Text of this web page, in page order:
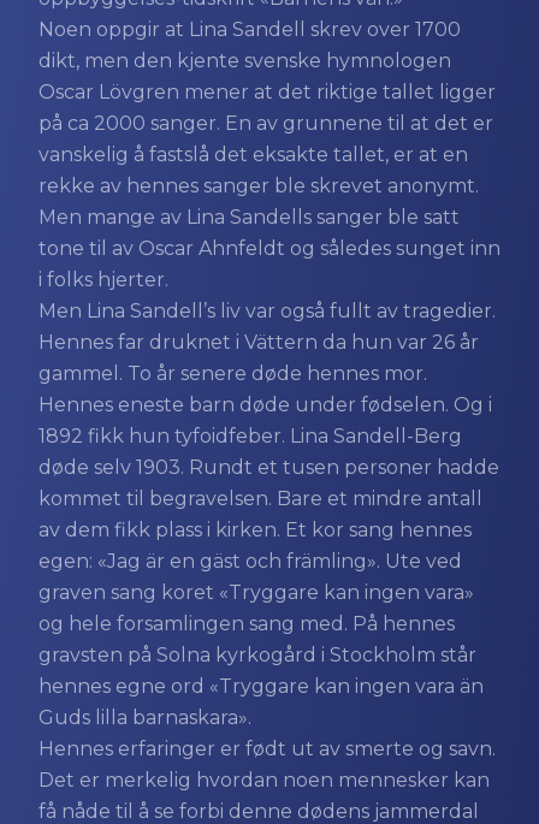
Noen oppgir at Lina Sandell skrev over 1700
dikt, men den kjente svenske hymnologen
Oscar Lövgren mener at det riktige tallet ligger
på ca 2000 sanger. En av grunnene til at det er
vanskelig å fastslå det eksakte tallet, er at en
rekke av hennes sanger ble skrevet anonymt.
Men mange av Lina Sandells sanger ble satt
tone til av Oscar Ahnfeldt og således sunget inn
i folks hjerter.
Men Lina Sandell’s liv var også fullt av tragedier.
Hennes far druknet i Vättern da hun var 26 år
gammel. To år senere døde hennes mor.
Hennes eneste barn døde under fødselen. Og i
1892 fikk hun tyfoidfeber. Lina Sandell-Berg
døde selv 1903. Rundt et tusen personer hadde
kommet til begravelsen. Bare et mindre antall
av dem fikk plass i kirken. Et kor sang hennes
egen: «Jag är en gäst och främling». Ute ved
graven sang koret «Tryggare kan ingen vara»
og hele forsamlingen sang med. På hennes
gravsten på Solna kyrkogård i Stockholm står
hennes egne ord «Tryggare kan ingen vara än
Guds lilla barnaskara».
Hennes erfaringer er født ut av smerte og savn.
Det er merkelig hvordan noen mennesker kan
få nåde til å se forbi denne dødens jammerdal